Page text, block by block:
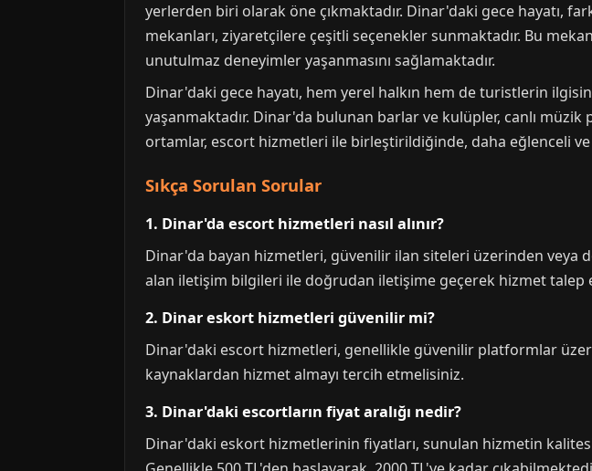
yerlerden biri olarak öne çıkmaktadır. Dinar'daki gece hayatı,
mekanları, ziyaretçilere çeşitli seçenekler sunmaktadır. Bu
unutulmaz deneyimler yaşanmasını sağlamaktadır.
Dinar'daki gece hayatı, hem yerel halkın hem de turistlerin
yaşanmaktadır. Dinar'da bulunan barlar ve kulüpler, canlı
ortamlar, escort hizmetleri ile birleştirildiğinde, daha eğlenceli
Sıkça Sorulan Sorular
1. Dinar'da escort hizmetleri nasıl alınır?
Dinar'da bayan hizmetleri, güvenilir ilan siteleri üzerinden veya
alan iletişim bilgileri ile doğrudan iletişime geçerek hizmet talep
2. Dinar eskort hizmetleri güvenilir mi?
Dinar'daki escort hizmetleri, genellikle güvenilir platformlar
kaynaklardan hizmet almayı tercih etmelisiniz.
3. Dinar'daki escortların fiyat aralığı nedir?
Dinar'daki eskort hizmetlerinin fiyatları, sunulan hizmetin